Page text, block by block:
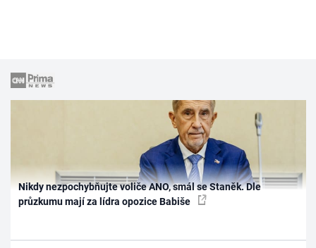
Nikdy nezpochybňujte voliče ANO, smál se Staněk. Dle
průzkumu mají za lídra opozice Babiše